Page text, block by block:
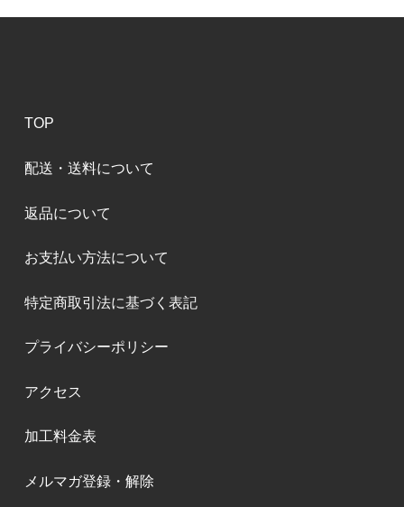
TOP
配送・送料について
返品について
お支払い方法について
特定商取引法に基づく表記
プライバシーポリシー
アクセス
加工料金表
メルマガ登録・解除